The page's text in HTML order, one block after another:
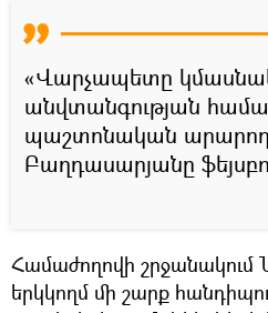
«Վարչապետը
անվտանգության
պաշտոնական
Բաղդասարյանը
Համաժողովի շրջանակում
երկկողմ մի շարք